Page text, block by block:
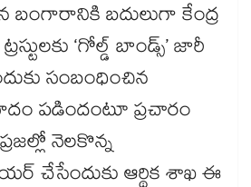
బంగారానికి బదులుగా కేంద్ర
‘గోల్డ్ బాండ్స్’ జారీ
సంబంధించిన
పడిందంటూ ప్రచారం
నెలకొన్న
చేసేందుకు ఆర్థిక శాఖ ఈ